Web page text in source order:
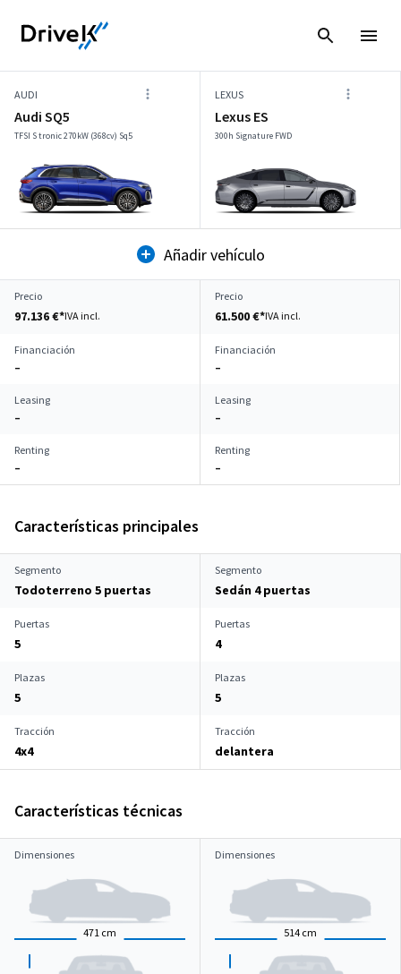
AUDI
Audi SQ5
TFSI S tronic 270kW (368cv) Sq5
LEXUS
Lexus ES
300h Signature FWD
Añadir vehículo
Precio
97.136 €*IVA incl.
Precio
61.500 €*IVA incl.
Financiación
–
Financiación
–
Leasing
–
Leasing
–
Renting
–
Renting
–
Características principales
Segmento
Todoterreno 5 puertas
Segmento
Sedán 4 puertas
Puertas
5
Puertas
4
Plazas
5
Plazas
5
Tracción
4x4
Tracción
delantera
Características técnicas
Dimensiones
471 cm
Dimensiones
514 cm